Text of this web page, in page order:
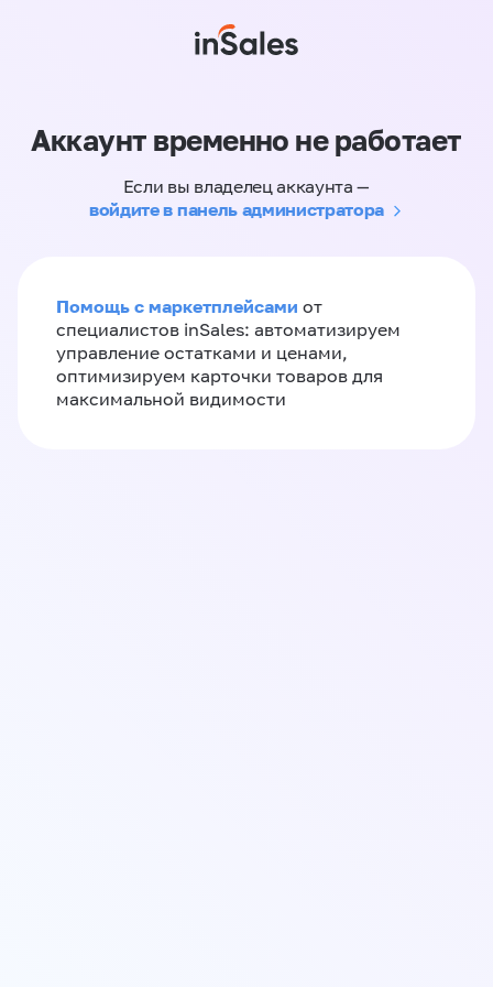
Аккаунт временно не работает
Если вы владелец аккаунта —
войдите в панель администратора
Помощь с маркетплейсами от
специалистов inSales: автоматизируем
управление остатками и ценами,
оптимизируем карточки товаров для
максимальной видимости